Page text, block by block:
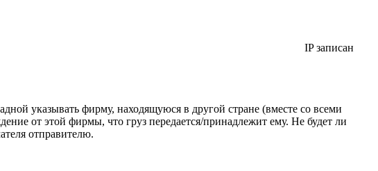
IP записан
указывать фирму, находящуюся в другой стране (вместе со всеми
от этой фирмы, что груз передается/принадлежит ему. Не будет ли
отправителю.